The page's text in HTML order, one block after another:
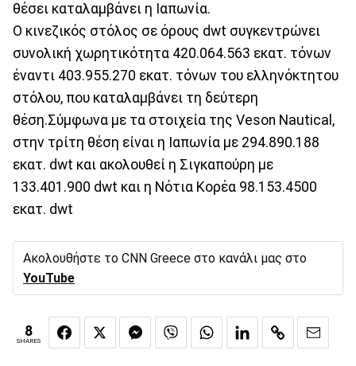
θέσει καταλαμβάνει η Ιαπωνία.
O κινεζικός στόλος σε όρους dwt συγκεντρώνει
συνολική χωρητικότητα 420.064.563 εκατ. τόνων
έναντι 403.955.270 εκατ. τόνων του ελληνόκτητου
στόλου, που καταλαμβάνει τη δεύτερη
θέση.Σύμφωνα με τα στοιχεία της Veson Nautical,
στην τρίτη θέση είναι η Ιαπωνία με 294.890.188
εκατ. dwt και ακολουθεί η Σιγκαπούρη με
133.401.900 dwt και η Νότια Κορέα 98.153.4500
εκατ. dwt
Ακολουθήστε το CNN Greece στο κανάλι μας στο
YouTube
8
SHARES